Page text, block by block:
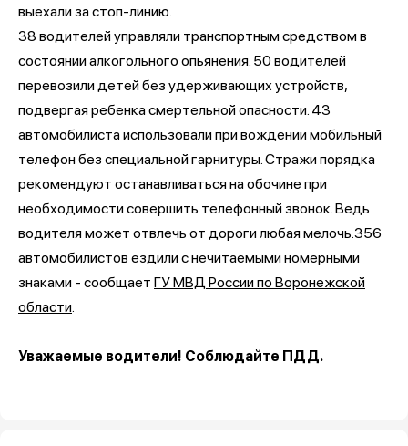
выехали за стоп-линию.
38 водителей управляли транспортным средством в
состоянии алкогольного опьянения. 50 водителей
перевозили детей без удерживающих устройств,
подвергая ребенка смертельной опасности. 43
автомобилиста использовали при вождении мобильный
телефон без специальной гарнитуры. Стражи порядка
рекомендуют останавливаться на обочине при
необходимости совершить телефонный звонок. Ведь
водителя может отвлечь от дороги любая мелочь.356
автомобилистов ездили с нечитаемыми номерными
знаками - сообщает ГУ МВД России по Воронежской
области
Уважаемые водители! Соблюдайте ПДД.